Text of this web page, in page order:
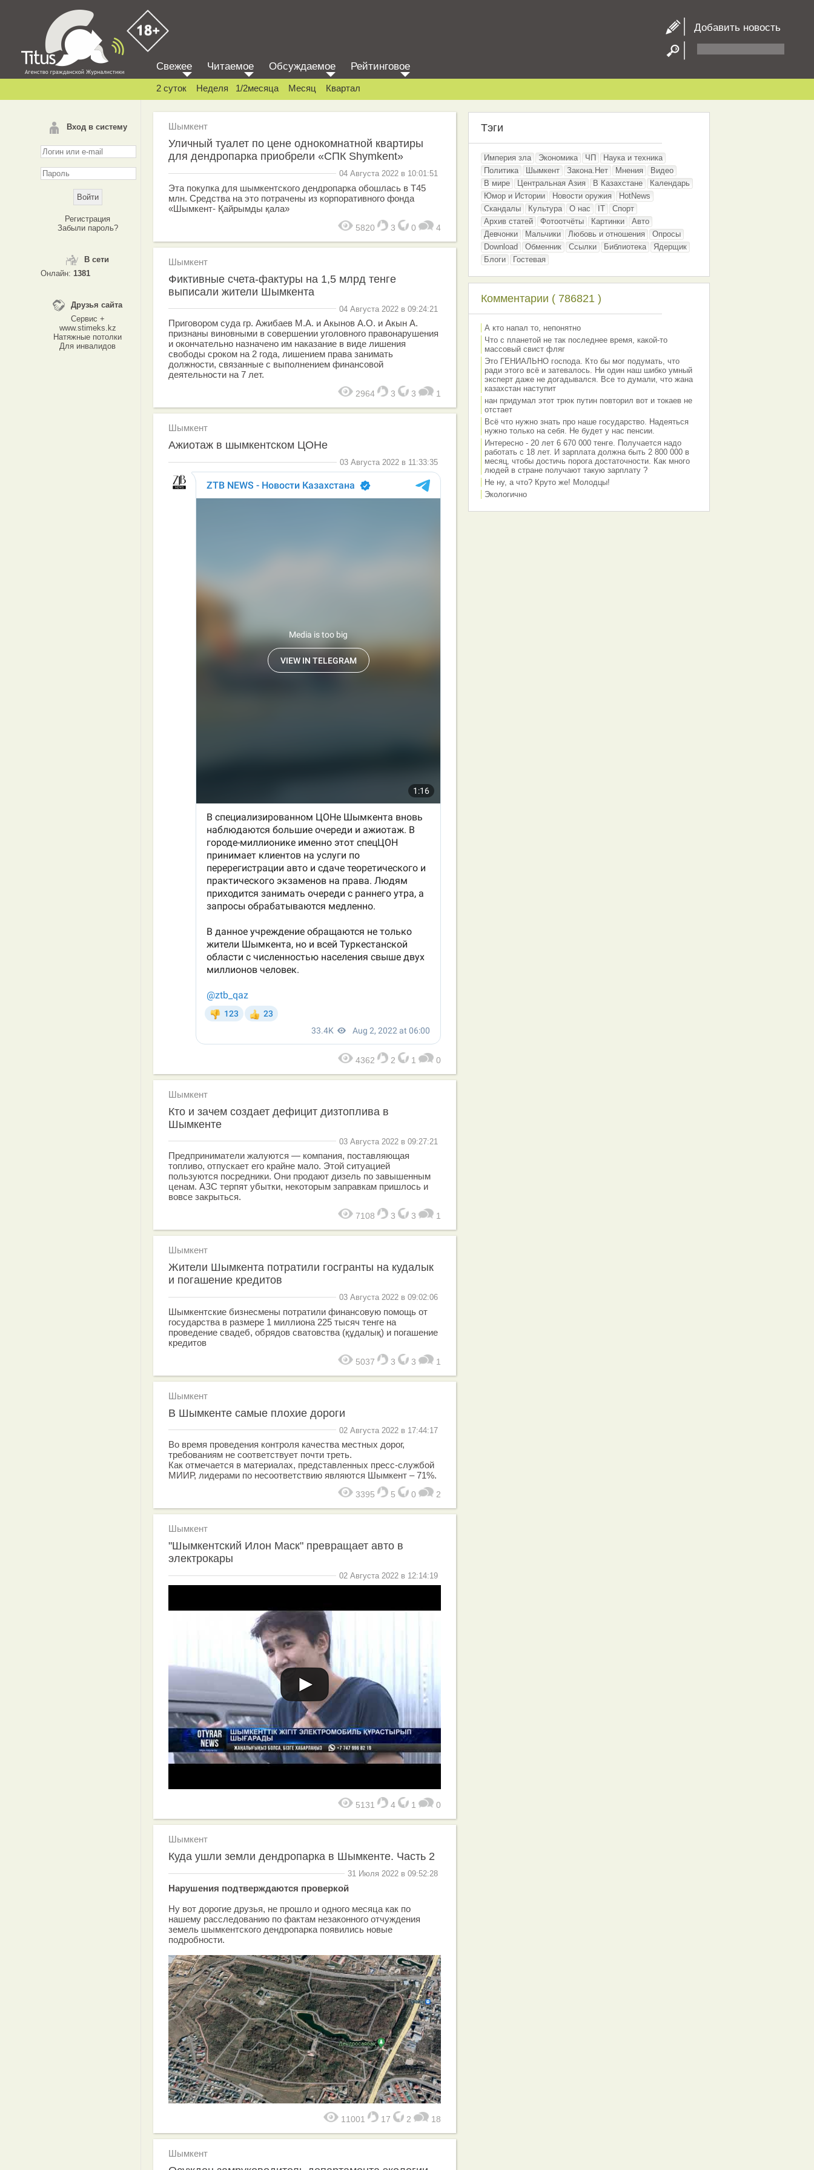
Добавить новость
Вход в систему
Регистрация
Забыли пароль?
В сети
Онлайн: 1381
Друзья сайта
Сервис +
www.stimeks.kz
Натяжные потолки
Для инвалидов
Свежее Читаемое Обсуждаемое Рейтинговое
2 суток Неделя 1/2месяца Месяц Квартал
Шымкент
Уличный туалет по цене однокомнатной квартиры
для дендропарка приобрели «СПК Shymkent»
04 Августа 2022 в 10:01:51
Эта покупка для шымкентского дендропарка обошлась в Т45
млн. Средства на это потрачены из корпоративного фонда
«Шымкент- Қайрымды қала»
5820 3 0 4
Шымкент
Фиктивные счета-фактуры на 1,5 млрд тенге
выписали жители Шымкента
04 Августа 2022 в 09:24:21
Приговором суда гр. Ажибаев М.А. и Акынов А.О. и Акын А.
признаны виновными в совершении уголовного правонарушения
и окончательно назначено им наказание в виде лишения
свободы сроком на 2 года, лишением права занимать
должности, связанные с выполнением финансовой
деятельности на 7 лет.
2964 3 3 1
Шымкент
Ажиотаж в шымкентском ЦОНе
03 Августа 2022 в 11:33:35
4362 2 1 0
Шымкент
Кто и зачем создает дефицит дизтоплива в
Шымкенте
03 Августа 2022 в 09:27:21
Предприниматели жалуются — компания, поставляющая
топливо, отпускает его крайне мало. Этой ситуацией
пользуются посредники. Они продают дизель по завышенным
ценам. АЗС терпят убытки, некоторым заправкам пришлось и
вовсе закрыться.
7108 3 3 1
Шымкент
Жители Шымкента потратили госгранты на кудалык
и погашение кредитов
03 Августа 2022 в 09:02:06
Шымкентские бизнесмены потратили финансовую помощь от
государства в размере 1 миллиона 225 тысяч тенге на
проведение свадеб, обрядов сватовства (құдалық) и погашение
кредитов
5037 3 3 1
Шымкент
В Шымкенте самые плохие дороги
02 Августа 2022 в 17:44:17
Во время проведения контроля качества местных дорог,
требованиям не соответствует почти треть.
Как отмечается в материалах, представленных пресс-службой
МИИР, лидерами по несоответствию являются Шымкент – 71%.
3395 5 0 2
Шымкент
"Шымкентский Илон Маск" превращает авто в
электрокары
02 Августа 2022 в 12:14:19
5131 4 1 0
Шымкент
Куда ушли земли дендропарка в Шымкенте. Часть 2
31 Июля 2022 в 09:52:28
Нарушения подтверждаются проверкой
Ну вот дорогие друзья, не прошло и одного месяца как по
нашему расследованию по фактам незаконного отчуждения
земель шымкентского дендропарка появились новые
подробности.
11001 17 2 18
Шымкент
Тэги
Империя зла Экономика ЧП
Наука и техника
Политика
Шымкент Закона.Нет Мнения
Видео
В мире
Центральная Азия В Казахстане
Календарь
Юмор и Истории
Новости оружия
HotNews
Скандалы
Культура О нас IT
Спорт
Архив статей
Фотоотчёты Картинки
Авто
Девчонки
Мальчики Любовь и отношения
Опросы
Download
Обменник Ссылки Библиотека
Ядерщик
Блоги
Гостевая
Комментарии ( 786821 )
А кто напал то, непонятно
Что с планетой не так последнее время, какой-то
массовый свист фляг
Это ГЕНИАЛЬНО господа. Кто бы мог подумать, что
ради этого всё и затевалось. Ни один наш шибко умный
эксперт даже не догадывался. Все то думали, что жана
казахстан наступит
нан придумал этот трюк путин повторил вот и токаев не
отстает
Всё что нужно знать про наше государство. Надеяться
нужно только на себя. Не будет у нас пенсии.
Интересно - 20 лет 6 670 000 тенге. Получается надо
работать с 18 лет. И зарплата должна быть 2 800 000 в
месяц, чтобы достичь порога достаточности. Как много
людей в стране получают такую зарплату ?
Не ну, а что? Круто же! Молодцы!
Экологично